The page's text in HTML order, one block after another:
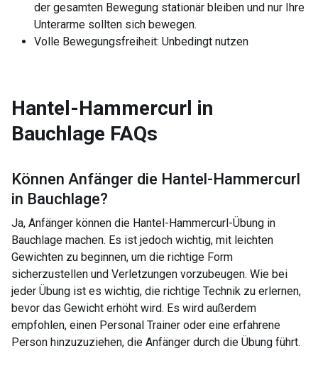
der gesamten Bewegung stationär bleiben und nur Ihre
Unterarme sollten sich bewegen.
Volle Bewegungsfreiheit: Unbedingt nutzen
Hantel-Hammercurl in
Bauchlage FAQs
Können Anfänger die Hantel-Hammercurl
in Bauchlage?
Ja, Anfänger können die Hantel-Hammercurl-Übung in
Bauchlage machen. Es ist jedoch wichtig, mit leichten
Gewichten zu beginnen, um die richtige Form
sicherzustellen und Verletzungen vorzubeugen. Wie bei
jeder Übung ist es wichtig, die richtige Technik zu erlernen,
bevor das Gewicht erhöht wird. Es wird außerdem
empfohlen, einen Personal Trainer oder eine erfahrene
Person hinzuzuziehen, die Anfänger durch die Übung führt.